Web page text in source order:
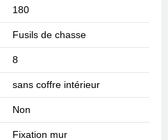
180
Fusils de chasse
8
sans coffre intérieur
Non
Fixation mur